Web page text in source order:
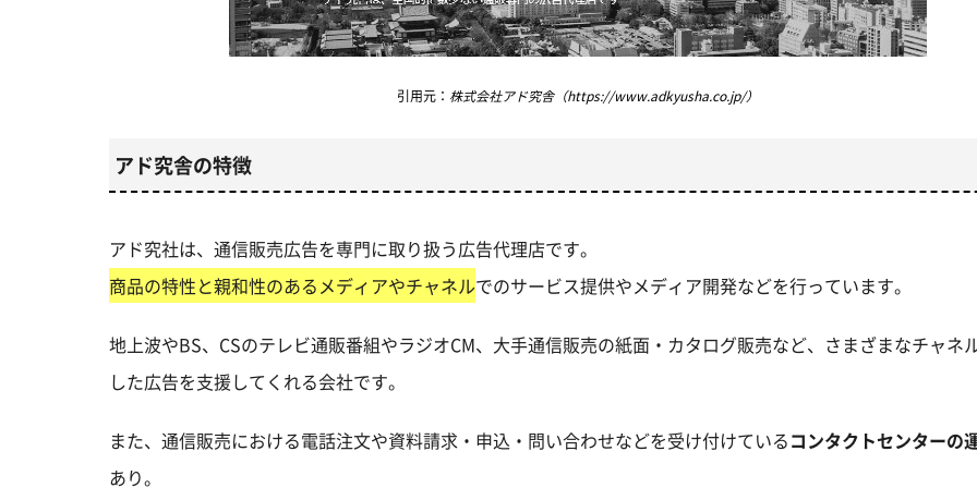
引用元： 株式会社アド究舎（https://www.adkyusha.co.jp/）
アド究舎の特徴
アド究社は、通信販売広告を専門に取り扱う広告代理店です。
商品の特性と親和性のあるメディアやチャネルでのサービス提供やメディア開発などを行っています。
地上波やBS、CSのテレビ通販番組やラジオCM、大手通信販売の紙面・カタログ販売など、さまざまなチャネ
した広告を支援してくれる会社です。
また、通信販売における電話注文や資料請求・申込・問い合わせなどを受け付けているコンタクトセンターの
あり。